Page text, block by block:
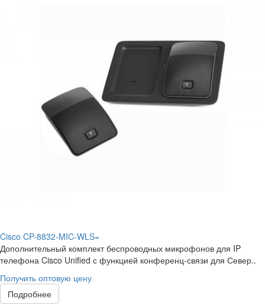
Cisco CP-8832-MIC-WLS=
Дополнительный комплект беспроводных микрофонов для IP
телефона Cisco Unified с функцией конференц-связи для Север..
Получить оптовую цену
Подробнее